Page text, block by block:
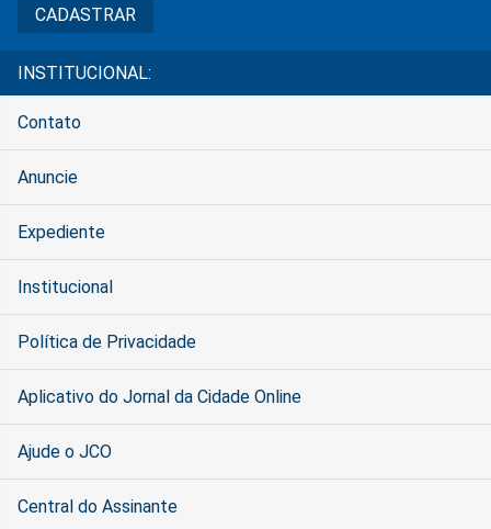
INSTITUCIONAL:
Contato
Anuncie
Expediente
Institucional
Política de Privacidade
Aplicativo do Jornal da Cidade Online
Ajude o JCO
Central do Assinante